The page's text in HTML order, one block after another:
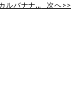
ルバナナ... 次へ>>